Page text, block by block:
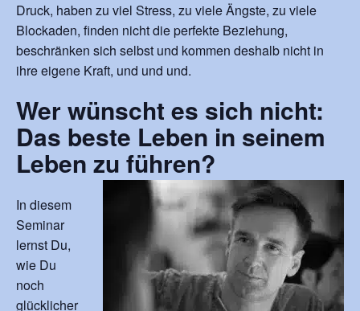
Druck, haben zu viel Stress, zu viele Ängste, zu viele
Blockaden, finden nicht die perfekte Beziehung,
beschränken sich selbst und kommen deshalb nicht in
ihre eigene Kraft, und und und.
Wer wünscht es sich nicht:
Das beste Leben in seinem
Leben zu führen?
In diesem
Seminar
lernst Du,
wie Du
noch
glücklicher